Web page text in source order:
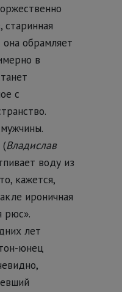
старинная
обрамляет
в
с
(Владислав
воду из
кажется,
ироничная
рюс».
лет
юнец